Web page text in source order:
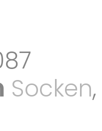
Socken,